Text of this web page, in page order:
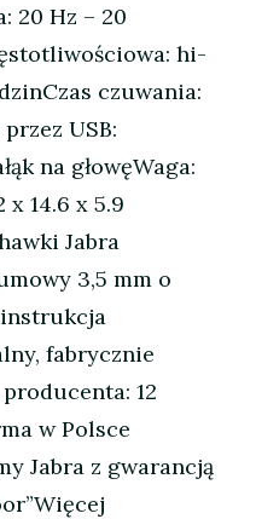
20 Hz – 20
hi-
czuwania:
USB:
na głowęWaga:
x 14.6 x 5.9
Jabra
3,5 mm o
instrukcja
fabrycznie
12
w Polsce
Jabra z gwarancją